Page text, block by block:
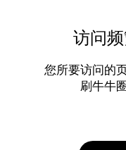
访问
您所要访问的
刷牛牛